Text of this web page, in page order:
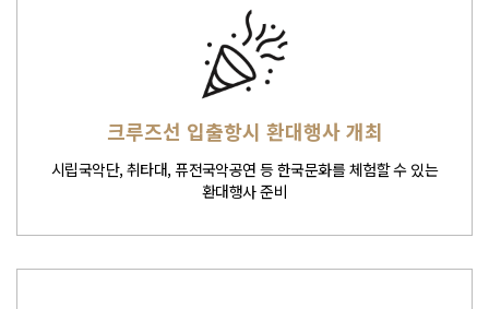
크루즈선 입출항시 환대행사 개최
시립국악단, 취타대, 퓨전국악공연 등 한국문화를 체험할 수 있는
환대행사 준비